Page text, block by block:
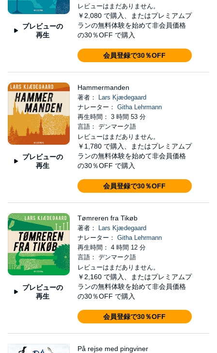
プレビューの
再生
レビューはまだありません。
￥2,080 で購入、またはプレミアムプ
ランの無料体験を始めて非会員価格
の30％OFF で購入
会員登録で30％OFF
プレビューの
再生
Hammermanden
著者：
Lars Kjædegaard
ナレーター： Githa Lehrmann
再生時間： 3 時間 53 分
言語： デンマーク語
レビューはまだありません。
￥1,780 で購入、またはプレミアムプ
ランの無料体験を始めて非会員価格
の30％OFF で購入
会員登録で30％OFF
プレビューの
再生
Tømreren fra Tikøb
著者：
Lars Kjædegaard
ナレーター： Githa Lehrmann
再生時間： 4 時間 12 分
言語： デンマーク語
レビューはまだありません。
￥2,160 で購入、またはプレミアムプ
ランの無料体験を始めて非会員価格
の30％OFF で購入
会員登録で30％OFF
På rejse med pingviner